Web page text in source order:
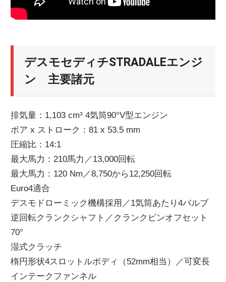
デスモセディチSTRADALEエンジ
ン 主要諸元
排気量：1,103 cm³ 4気筒90°V型エンジン
ボア x ストローク：81 x 53.5 mm
圧縮比：14:1
最大馬力：210馬力／13,000回転
最大馬力：120 Nm／8,750から12,250回転
Euro4適合
デスモドローミック機構採用／1気筒あたり4バルブ
逆回転クランクシャフト／クランクピンオフセット
70°
湿式クラッチ
楕円形状4スロットルボディ（52mm相当）／可変長
インテークファンネル